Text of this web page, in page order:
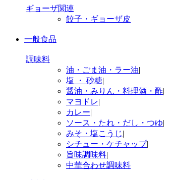
ギョーザ関連
餃子・ギョーザ皮
一般食品
調味料
油・ごま油・ラー油|
塩 ・ 砂糖|
醤油・みりん・料理酒・酢|
マヨドレ|
カレー|
ソース・たれ・だし・つゆ|
みそ・塩こうじ|
シチュー・ケチャップ|
旨味調味料|
中華合わせ調味料